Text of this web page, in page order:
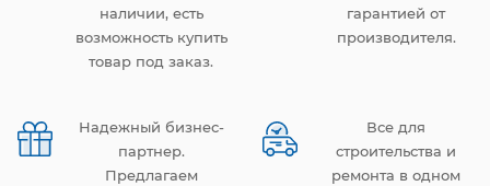
наличии, есть
возможность купить
товар под заказ.
гарантией от
производителя.
Надежный бизнес-
партнер.
Предлагаем
Все для
строительства и
ремонта в одном